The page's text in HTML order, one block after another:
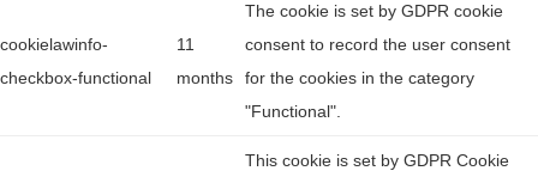
cookielawinfo-
checkbox-functional
11
months
The cookie is set by GDPR cookie
consent to record the user consent
for the cookies in the category
"Functional".
This cookie is set by GDPR Cookie